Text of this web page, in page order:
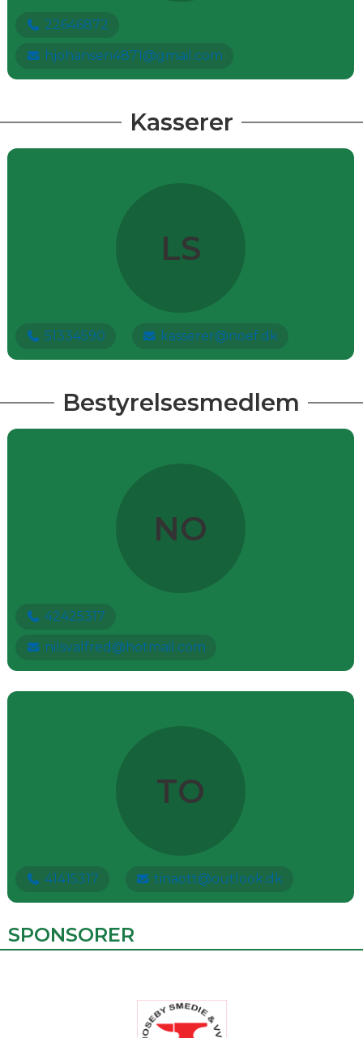
22646872
hjohansen4871@gmail.com
Kasserer
LS
51334590 kasserer@noef.dk
Bestyrelsesmedlem
NO
42425317
nilsvalfred@hotmail.com
TO
41415317 tinaott@outlook.dk
SPONSORER